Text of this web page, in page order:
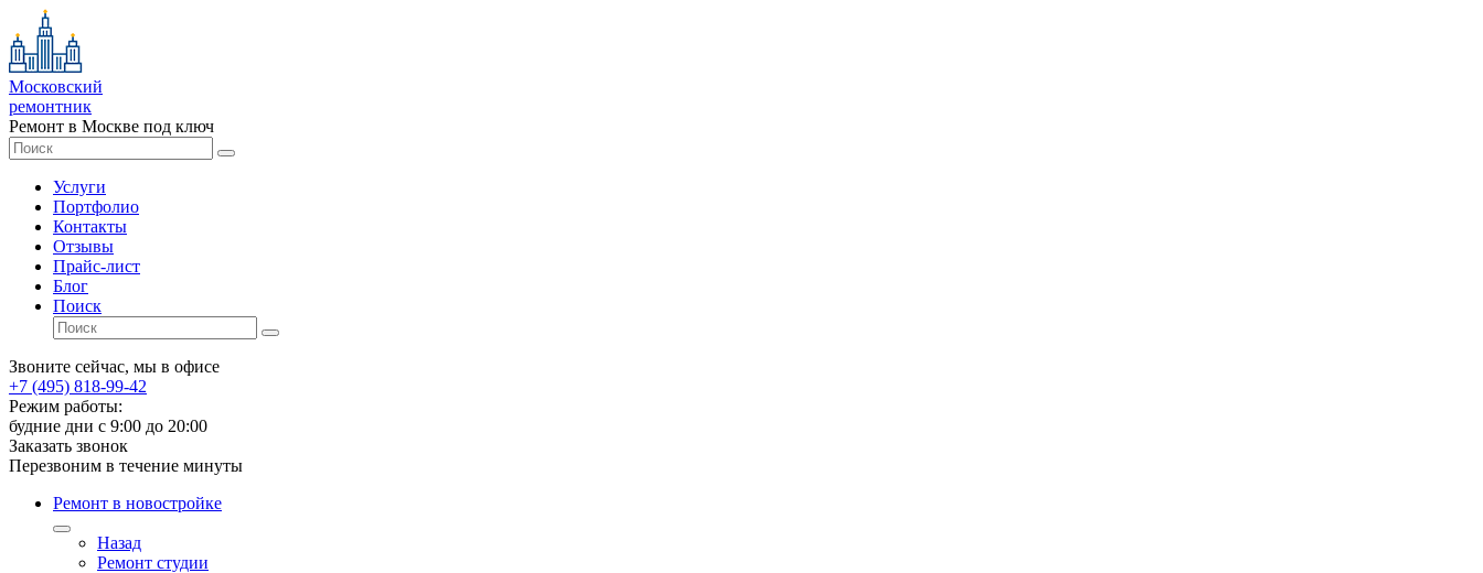
Московский
ремонтник
Ремонт в Москве под ключ
Услуги
Портфолио
Контакты
Отзывы
Прайс-лист
Блог
Поиск
Звоните сейчас, мы в офисе
+7 (495) 818-99-42
Режим работы:
будние дни с 9:00 до 20:00
Заказать звонок
Перезвоним в течение минуты
Ремонт в новостройке
Назад
Ремонт студии